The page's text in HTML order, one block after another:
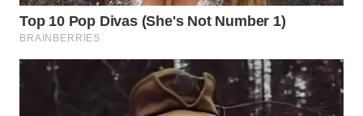
WAHANANEWS
WAHANA